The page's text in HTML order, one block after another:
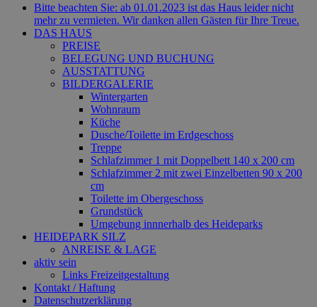
Bitte beachten Sie: ab 01.01.2023 ist das Haus leider nicht
mehr zu vermieten. Wir danken allen Gästen für Ihre Treue.
DAS HAUS
PREISE
BELEGUNG UND BUCHUNG
AUSSTATTUNG
BILDERGALERIE
Wintergarten
Wohnraum
Küche
Dusche/Toilette im Erdgeschoss
Treppe
Schlafzimmer 1 mit Doppelbett 140 x 200 cm
Schlafzimmer 2 mit zwei Einzelbetten 90 x 200
cm
Toilette im Obergeschoss
Grundstück
Umgebung innnerhalb des Heideparks
HEIDEPARK SILZ
ANREISE & LAGE
aktiv sein
Links Freizeitgestaltung
Kontakt / Haftung
Datenschutzerklärung